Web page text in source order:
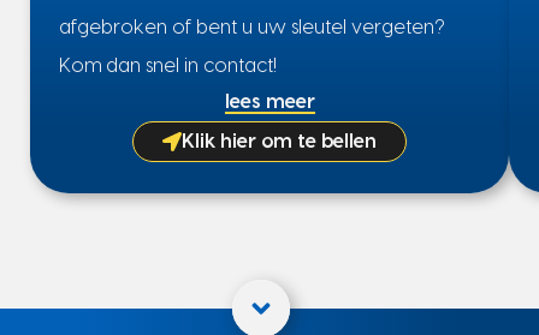
afgebroken of bent u uw sleutel vergeten?
Kom dan snel in contact!
lees meer
Klik hier om te bellen